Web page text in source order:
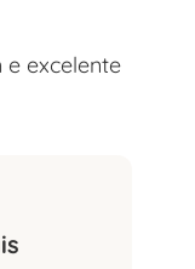
excelente